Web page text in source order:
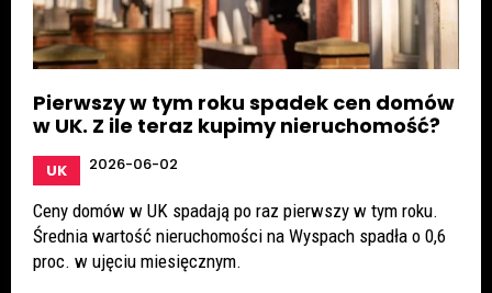
Pierwszy w tym roku spadek cen domów
w UK. Z ile teraz kupimy nieruchomość?
UK 2026-06-02
Ceny domów w UK spadają po raz pierwszy w tym roku.
Średnia wartość nieruchomości na Wyspach spadła o 0,6
proc. w ujęciu miesięcznym.